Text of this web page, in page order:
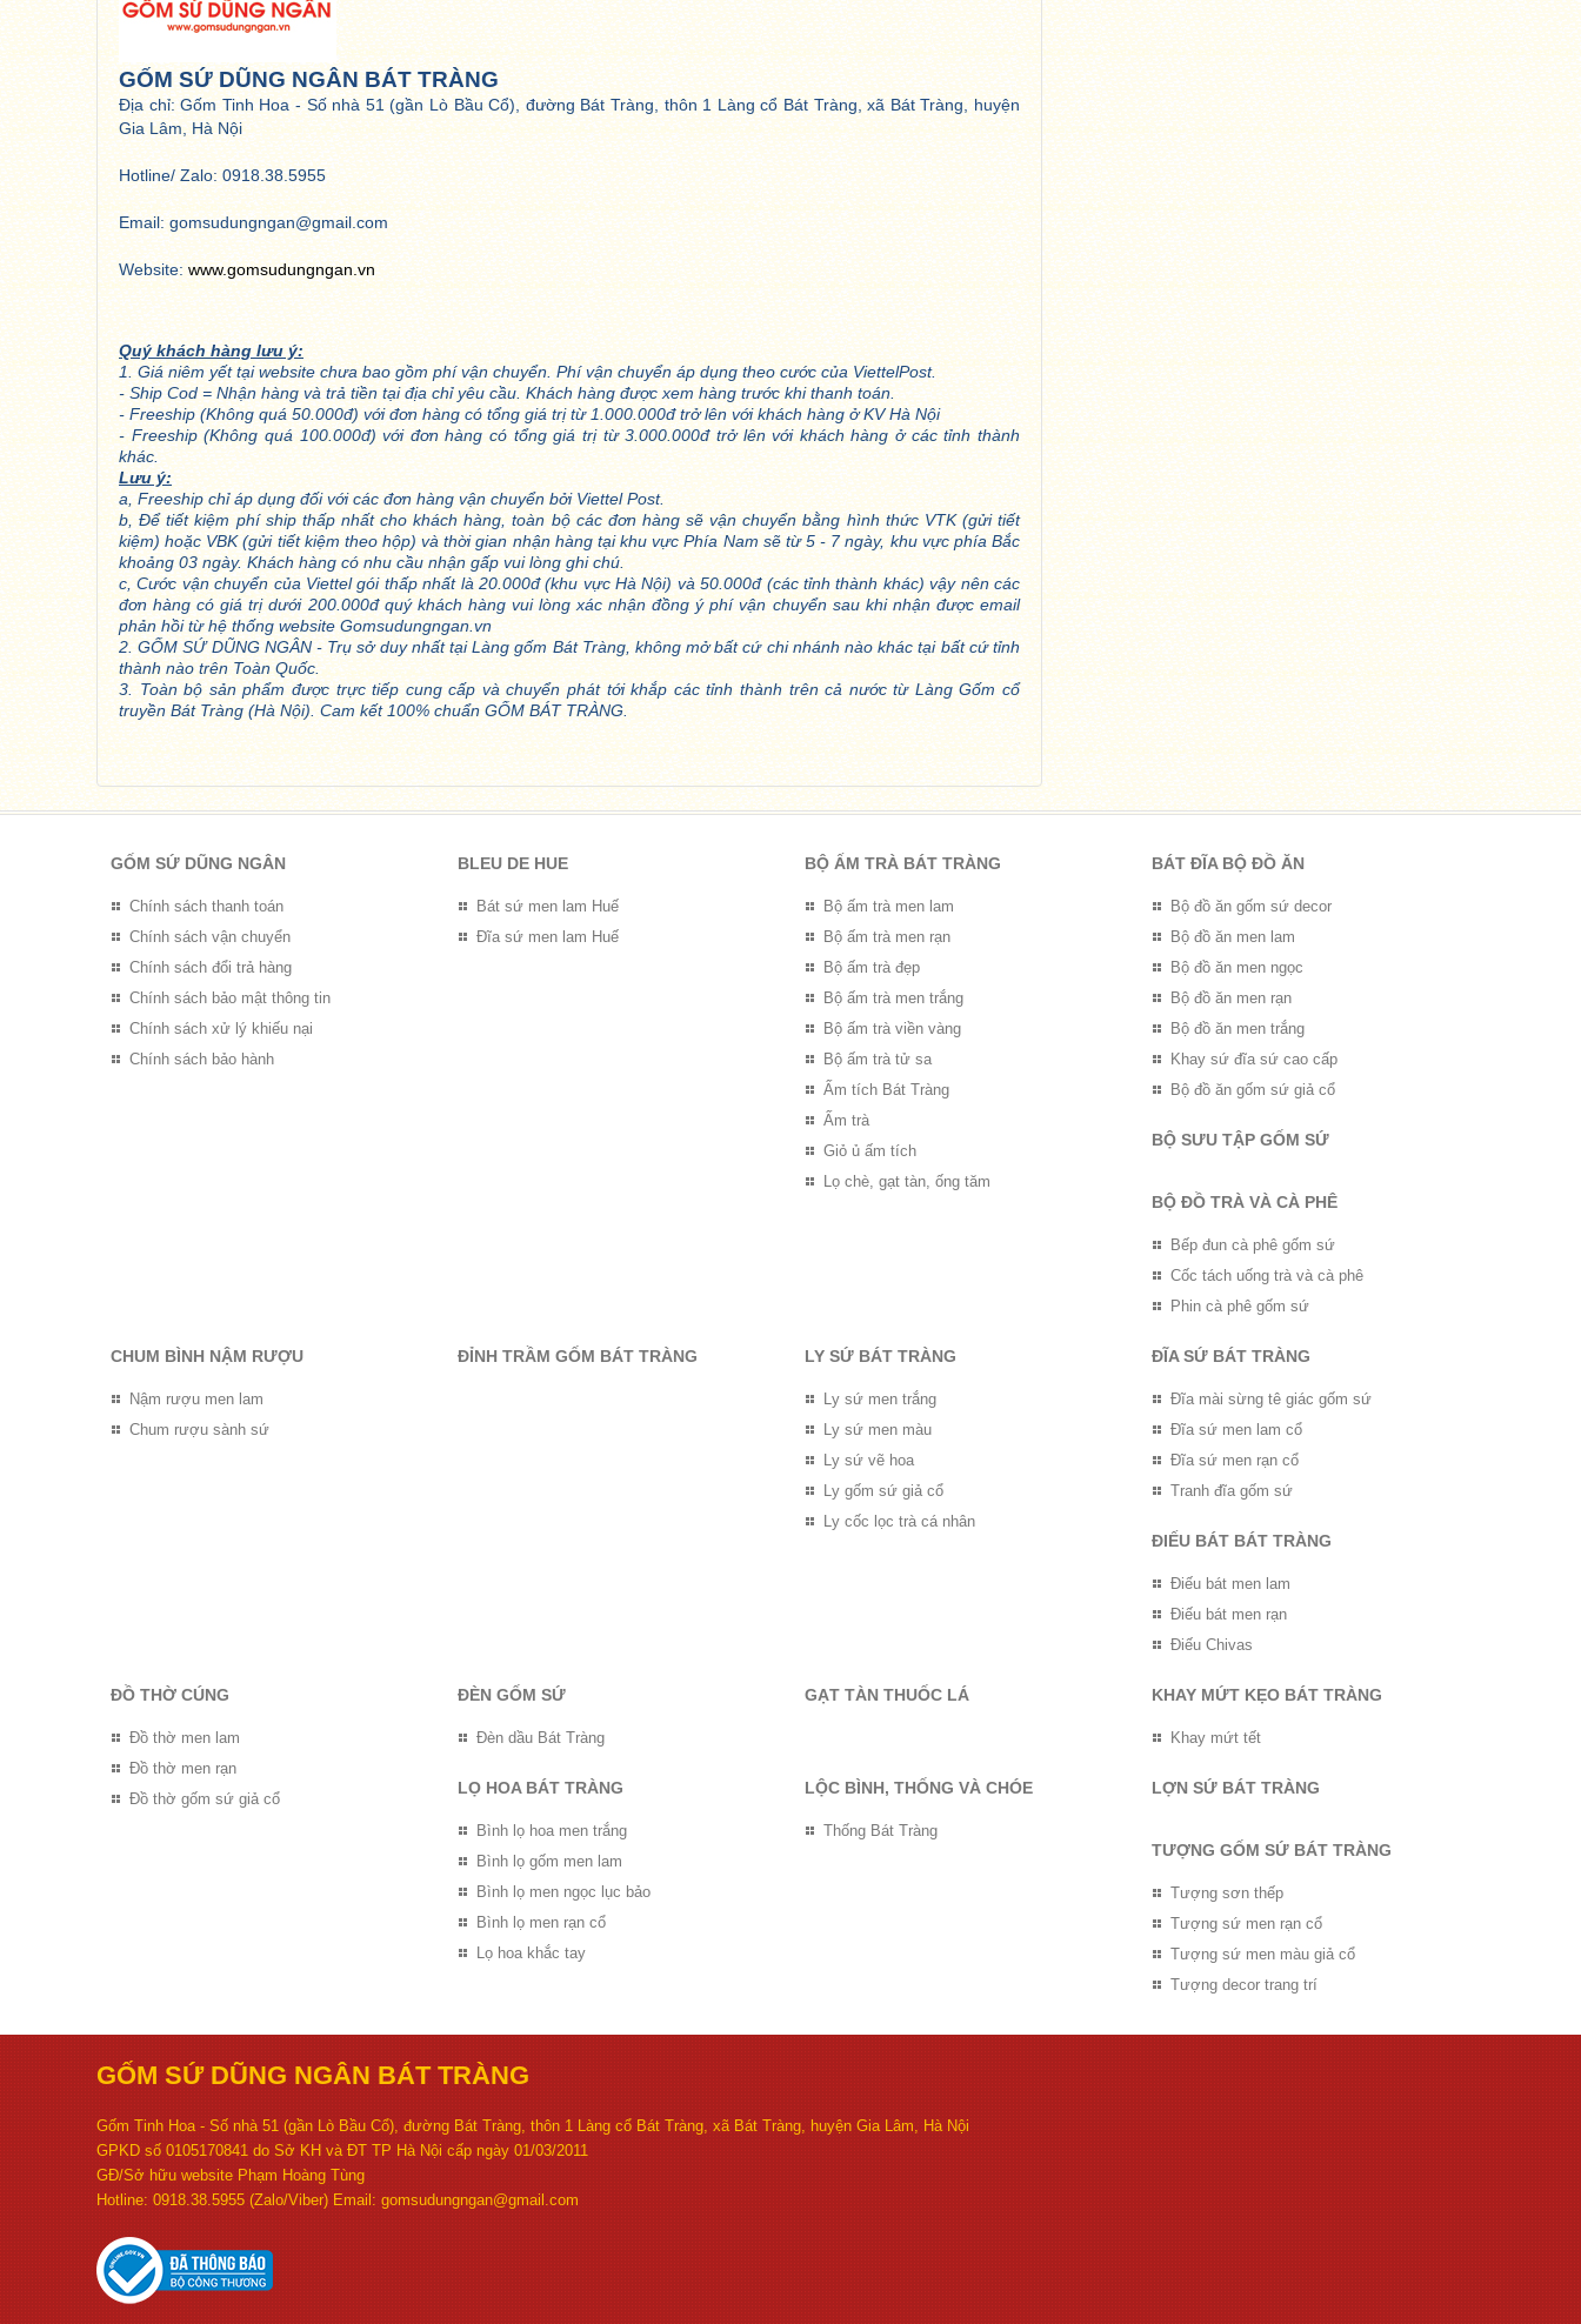
GỐM SỨ DŨNG NGÂN BÁT TRÀNG
Địa chỉ: Gốm Tinh Hoa - Số nhà 51 (gần Lò Bầu Cổ), đường Bát Tràng, thôn 1 Làng cổ Bát Tràng, xã Bát Tràng, huyện
Gia Lâm, Hà Nội
Hotline/ Zalo: 0918.38.5955
Email: gomsudungngan@gmail.com
Website: www.gomsudungngan.vn
Quý khách hàng lưu ý:
1. Giá niêm yết tại website chưa bao gồm phí vận chuyển. Phí vận chuyển áp dụng theo cước của ViettelPost.
- Ship Cod = Nhận hàng và trả tiền tại địa chỉ yêu cầu. Khách hàng được xem hàng trước khi thanh toán.
- Freeship (Không quá 50.000đ) với đơn hàng có tổng giá trị từ 1.000.000đ trở lên với khách hàng ở KV Hà Nội
- Freeship (Không quá 100.000đ) với đơn hàng có tổng giá trị từ 3.000.000đ trở lên với khách hàng ở các tỉnh thành
khác.
Lưu ý:
a, Freeship chỉ áp dụng đối với các đơn hàng vận chuyển bởi Viettel Post.
b, Để tiết kiệm phí ship thấp nhất cho khách hàng, toàn bộ các đơn hàng sẽ vận chuyển bằng hình thức VTK (gửi tiết
kiệm) hoặc VBK (gửi tiết kiệm theo hộp) và thời gian nhận hàng tại khu vực Phía Nam sẽ từ 5 - 7 ngày, khu vực phía Bắc
khoảng 03 ngày. Khách hàng có nhu cầu nhận gấp vui lòng ghi chú.
c, Cước vận chuyển của Viettel gói thấp nhất là 20.000đ (khu vực Hà Nội) và 50.000đ (các tỉnh thành khác) vậy nên các
đơn hàng có giá trị dưới 200.000đ quý khách hàng vui lòng xác nhận đồng ý phí vận chuyển sau khi nhận được email
phản hồi từ hệ thống website Gomsudungngan.vn
2. GỐM SỨ DŨNG NGÂN - Trụ sở duy nhất tại Làng gốm Bát Tràng, không mở bất cứ chi nhánh nào khác tại bất cứ tỉnh
thành nào trên Toàn Quốc.
3. Toàn bộ sản phẩm được trực tiếp cung cấp và chuyển phát tới khắp các tỉnh thành trên cả nước từ Làng Gốm cổ
truyền Bát Tràng (Hà Nội). Cam kết 100% chuẩn GỐM BÁT TRÀNG.
GỐM SỨ DŨNG NGÂN
Chính sách thanh toán
Chính sách vận chuyển
Chính sách đổi trả hàng
Chính sách bảo mật thông tin
Chính sách xử lý khiếu nại
Chính sách bảo hành
BLEU DE HUE
Bát sứ men lam Huế
Đĩa sứ men lam Huế
BỘ ẤM TRÀ BÁT TRÀNG
Bộ ấm trà men lam
Bộ ấm trà men rạn
Bộ ấm trà đẹp
Bộ ấm trà men trắng
Bộ ấm trà viền vàng
Bộ ấm trà tử sa
Ấm tích Bát Tràng
Ấm trà
Giỏ ủ ấm tích
Lọ chè, gạt tàn, ống tăm
BÁT ĐĨA BỘ ĐỒ ĂN
Bộ đồ ăn gốm sứ decor
Bộ đồ ăn men lam
Bộ đồ ăn men ngọc
Bộ đồ ăn men rạn
Bộ đồ ăn men trắng
Khay sứ đĩa sứ cao cấp
Bộ đồ ăn gốm sứ giả cổ
BỘ SƯU TẬP GỐM SỨ
BỘ ĐỒ TRÀ VÀ CÀ PHÊ
Bếp đun cà phê gốm sứ
Cốc tách uống trà và cà phê
Phin cà phê gốm sứ
CHUM BÌNH NẬM RƯỢU
Nậm rượu men lam
Chum rượu sành sứ
ĐỈNH TRẦM GỐM BÁT TRÀNG LY SỨ BÁT TRÀNG
Ly sứ men trắng
Ly sứ men màu
Ly sứ vẽ hoa
Ly gốm sứ giả cổ
Ly cốc lọc trà cá nhân
ĐĨA SỨ BÁT TRÀNG
Đĩa mài sừng tê giác gốm sứ
Đĩa sứ men lam cổ
Đĩa sứ men rạn cổ
Tranh đĩa gốm sứ
ĐIẾU BÁT BÁT TRÀNG
Điếu bát men lam
Điếu bát men rạn
Điếu Chivas
ĐỒ THỜ CÚNG
Đồ thờ men lam
Đồ thờ men rạn
Đồ thờ gốm sứ giả cổ
ĐÈN GỐM SỨ
Đèn dầu Bát Tràng
GẠT TÀN THUỐC LÁ KHAY MỨT KẸO BÁT TRÀNG
Khay mứt tết
LỌ HOA BÁT TRÀNG
Bình lọ hoa men trắng
Bình lọ gốm men lam
Bình lọ men ngọc lục bảo
Bình lọ men rạn cổ
Lọ hoa khắc tay
LỘC BÌNH, THỐNG VÀ CHÓE
Thống Bát Tràng
LỢN SỨ BÁT TRÀNG
TƯỢNG GỐM SỨ BÁT TRÀNG
Tượng sơn thếp
Tượng sứ men rạn cổ
Tượng sứ men màu giả cổ
Tượng decor trang trí
GỐM SỨ DŨNG NGÂN BÁT TRÀNG
Gốm Tinh Hoa - Số nhà 51 (gần Lò Bầu Cổ), đường Bát Tràng, thôn 1 Làng cổ Bát Tràng, xã Bát Tràng, huyện Gia Lâm, Hà Nội
GPKD số 0105170841 do Sở KH và ĐT TP Hà Nội cấp ngày 01/03/2011
GĐ/Sở hữu website Phạm Hoàng Tùng
Hotline: 0918.38.5955 (Zalo/Viber) Email: gomsudungngan@gmail.com